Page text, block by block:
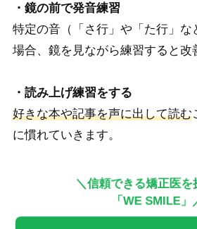
・鏡の前で発音練習
特定の音（「さ行」や「た行」な
場合、鏡を見ながら練習すると改
・読み上げ練習をする
好きな本や記事を声に出して読む
に慣れていきます。
＼信頼できる矯正医を
「WE SMILE」